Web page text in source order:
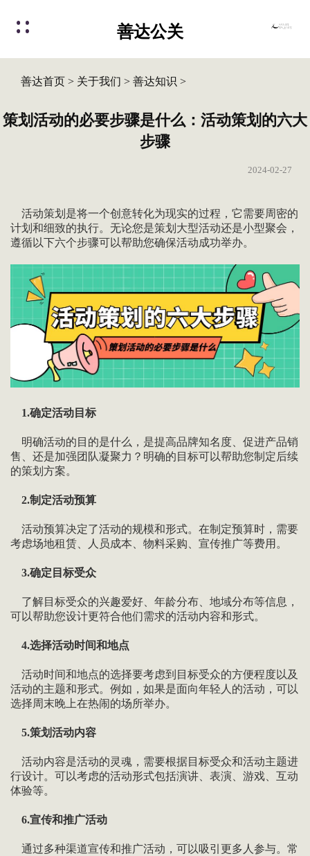
善达公关
善达首页> 关于我们 > 善达知识 >
策划活动的必要步骤是什么：活动策划的六大
步骤
2024-02-27
活动策划是将一个创意转化为现实的过程，它需要周密的
计划和细致的执行。无论您是策划大型活动还是小型聚会，
遵循以下六个步骤可以帮助您确保活动成功举办。
1.确定活动目标
明确活动的目的是什么，是提高品牌知名度、促进产品销
售、还是加强团队凝聚力？明确的目标可以帮助您制定后续
的策划方案。
2.制定活动预算
活动预算决定了活动的规模和形式。在制定预算时，需要
考虑场地租赁、人员成本、物料采购、宣传推广等费用。
3.确定目标受众
了解目标受众的兴趣爱好、年龄分布、地域分布等信息，
可以帮助您设计更符合他们需求的活动内容和形式。
4.选择活动时间和地点
活动时间和地点的选择要考虑到目标受众的方便程度以及
活动的主题和形式。例如，如果是面向年轻人的活动，可以
选择周末晚上在热闹的场所举办。
5.策划活动内容
活动内容是活动的灵魂，需要根据目标受众和活动主题进
行设计。可以考虑的活动形式包括演讲、表演、游戏、互动
体验等。
6.宣传和推广活动
通过多种渠道宣传和推广活动，可以吸引更多人参与。常